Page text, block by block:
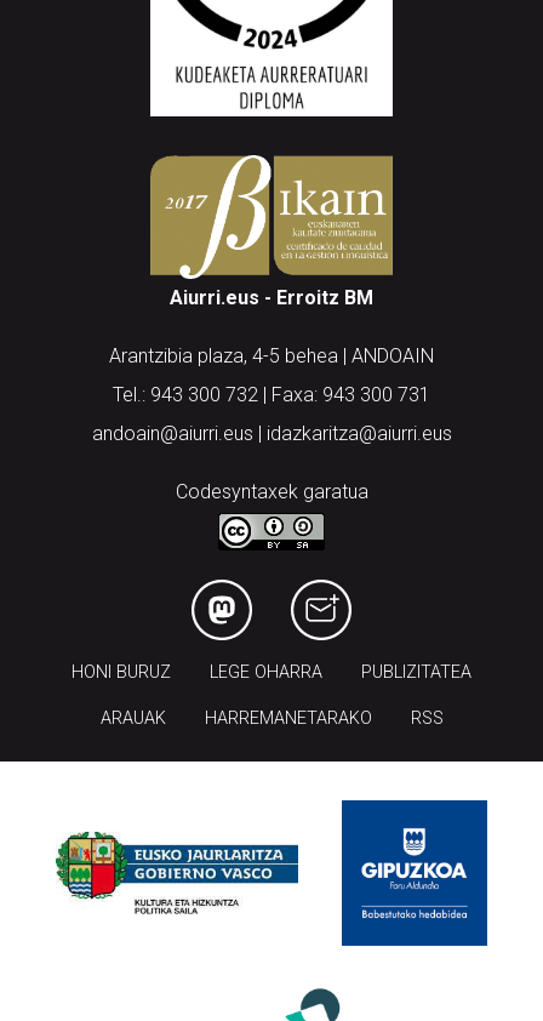
Aiurri.eus - Erroitz BM
Arantzibia plaza, 4-5 behea | ANDOAIN
Tel.: 943 300 732 | Faxa: 943 300 731
andoain@aiurri.eus | idazkaritza@aiurri.eus
Codesyntaxek garatua
HONI BURUZ LEGE OHARRA PUBLIZITATEA
ARAUAK HARREMANETARAKO RSS